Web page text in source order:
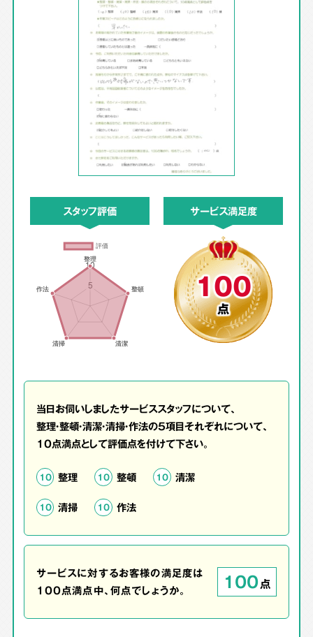
スタッフ評価 サービス満足度
100
点
当日お伺いしましたサービススタッフについて、
整理・整頓・清潔・清掃・作法の5項目それぞれについて、
10点満点として評価点を付けて下さい。
10 整理 10 整頓 10 清潔
10 清掃 10 作法
サービスに対するお客様の満足度は
100点満点中、何点でしょうか。
100点